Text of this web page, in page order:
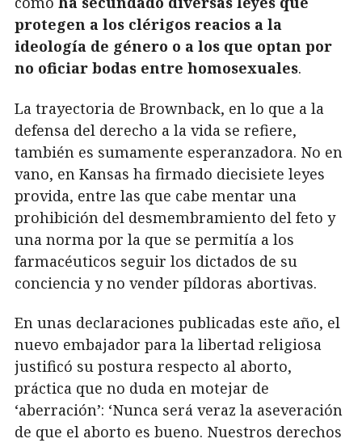
protegen a los clérigos reacios a la
ideología de género o a los que optan por
no oficiar bodas entre homosexuales.
La trayectoria de Brownback, en lo que a la
defensa del derecho a la vida se refiere,
también es sumamente esperanzadora. No en
vano, en Kansas ha firmado diecisiete leyes
provida, entre las que cabe mentar una
prohibición del desmembramiento del feto y
una norma por la que se permitía a los
farmacéuticos seguir los dictados de su
conciencia y no vender píldoras abortivas.
En unas declaraciones publicadas este año, el
nuevo embajador para la libertad religiosa
justificó su postura respecto al aborto,
práctica que no duda en motejar de
‘aberración’: ‘Nunca será veraz la aseveración
de que el aborto es bueno. Nuestros derechos